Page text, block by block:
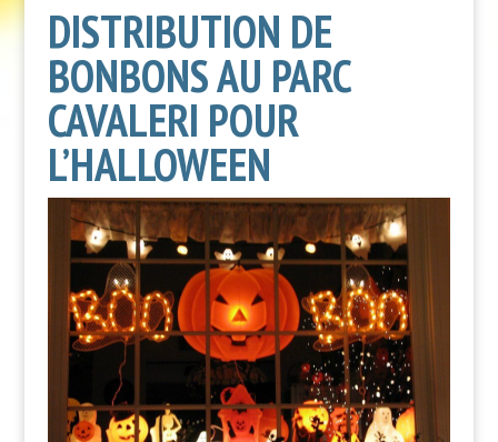
DISTRIBUTION DE
BONBONS AU PARC
CAVALERI POUR
L’HALLOWEEN